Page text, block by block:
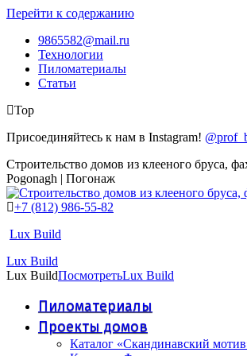
Перейти к содержанию
9865582@mail.ru
Технологии
Пиломатериалы
Статьи
Top
Присоединяйтесь к нам в Instagram!
Строительство домов из клееного бруса,
Pogonagh | Погонаж
+7 (812) 986-55-82
Lux Build
Lux Build
Lux BuildПосмотретьLux Build
Пиломатериалы
Проекты домов
Каталог «Скандинавский